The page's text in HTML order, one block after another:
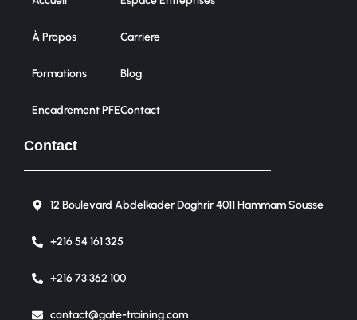
À Propos
Formations
Encadrement PFE
Carrière
Blog
Contact
Contact
12 Boulevard Abdelkader Daghrir 4011 Hammam Sousse
+216 54 161 325
+216 73 362 100
contact@gate-training.com